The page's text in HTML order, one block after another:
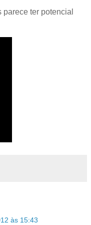
ter potencial
às 15:43